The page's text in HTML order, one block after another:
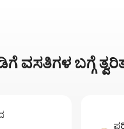
ಬಗ್ಗೆ